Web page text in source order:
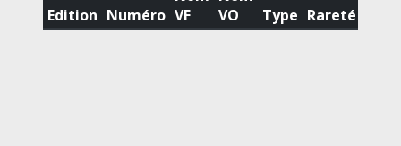
Edition Numéro VF
VO
Type Rareté